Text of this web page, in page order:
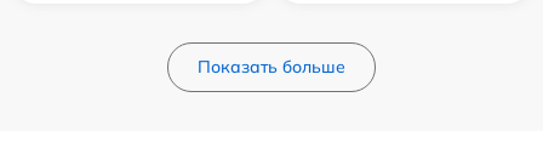
Показать больше